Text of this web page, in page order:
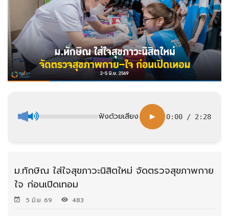
ฟังด้วยเสียง ▶ 0:00 / 2:28
ม.ทักษิณ ใส่ใจสุขภาวะนิสิตใหม่ จัดตรวจสุขภาพกาย
ใจ ก่อนเปิดเทอม
5 มิ.ย. 69 483